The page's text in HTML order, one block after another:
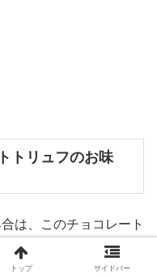
トリュフのお味
は、このチョコレート
トップ サイドバー